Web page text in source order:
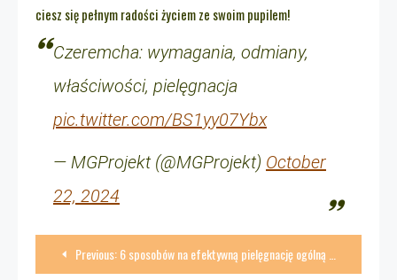
ciesz się pełnym radości życiem ze swoim pupilem!
Czeremcha: wymagania, odmiany,
właściwości, pielęgnacja
pic.twitter.com/BS1yy07Ybx
— MGProjekt (@MGProjekt) October
22, 2024
Nawigacja
Previous:6 sposobów na efektywną pielęgnację ogólną zwierząt